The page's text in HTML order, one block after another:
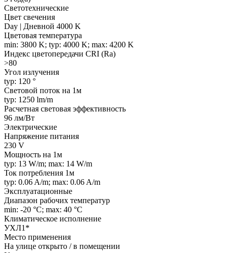
Светотехнические
Цвет свечения
Day | Дневной 4000 K
Цветовая температура
min: 3800 K; typ: 4000 K; max: 4200 K
Индекс цветопередачи CRI (Ra)
>80
Угол излучения
typ: 120 °
Световой поток на 1м
typ: 1250 lm/m
Расчетная световая эффективность
96 лм/Вт
Электрические
Напряжение питания
230 V
Мощность на 1м
typ: 13 W/m; max: 14 W/m
Ток потребления 1м
typ: 0.06 A/m; max: 0.06 A/m
Эксплуатационные
Диапазон рабочих температур
min: -20 °C; max: 40 °C
Климатическое исполнение
УХЛ1*
Место применения
На улице открыто / в помещении